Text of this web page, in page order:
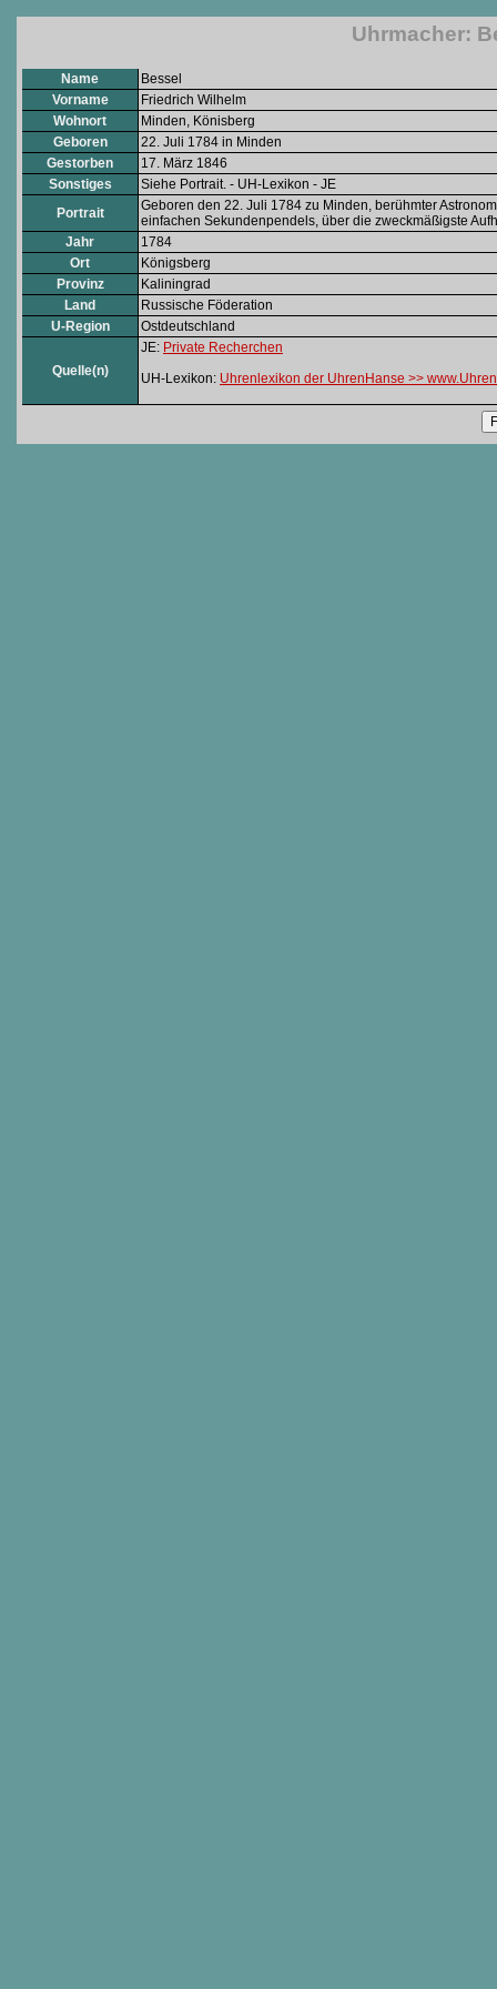
Uhrmacher:
Name
Bessel
Vorname
Friedrich Wilhelm
Wohnort
Minden, Könisberg
Geboren
22. Juli 1784 in Minden
Gestorben
17. März 1846
Sonstiges
Siehe Portrait. - UH-Lexikon - JE
Portrait
Geboren den 22. Juli 1784 zu Minden, berühmter
einfachen Sekundenpendels, über die zweckmäßigste
Jahr
1784
Ort
Königsberg
Provinz
Kaliningrad
Land
Russische Föderation
U-Region
Ostdeutschland
Quelle(n)
JE: Private Recherchen
UH-Lexikon: Uhrenlexikon der UhrenHanse >>